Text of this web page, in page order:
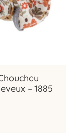
– 1885